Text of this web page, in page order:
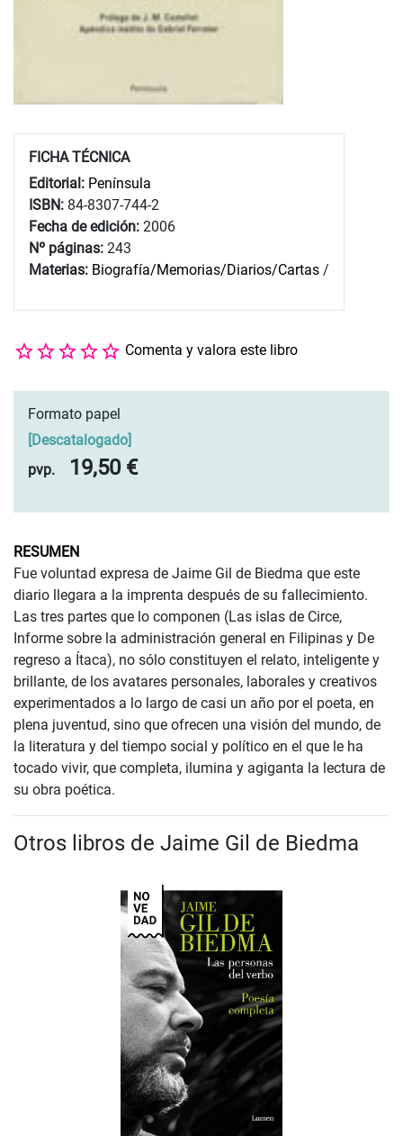
FICHA TÉCNICA
Editorial: Península
ISBN: 84-8307-744-2
Fecha de edición: 2006
Nº páginas: 243
Materias: Biografía/Memorias/Diarios/Cartas /
Comenta y valora este libro
Formato papel
[Descatalogado]
pvp.
19,50 €
RESUMEN
Fue voluntad expresa de Jaime Gil de Biedma que este
diario llegara a la imprenta después de su fallecimiento.
Las tres partes que lo componen (Las islas de Circe,
Informe sobre la administración general en Filipinas y De
regreso a Ítaca), no sólo constituyen el relato, inteligente y
brillante, de los avatares personales, laborales y creativos
experimentados a lo largo de casi un año por el poeta, en
plena juventud, sino que ofrecen una visión del mundo, de
la literatura y del tiempo social y político en el que le ha
tocado vivir, que completa, ilumina y agiganta la lectura de
su obra poética.
Otros libros de Jaime Gil de Biedma